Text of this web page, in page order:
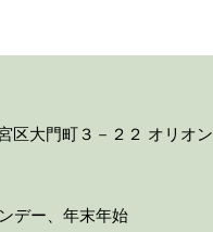
区大門町３－２２ オリオン
デー、年末年始